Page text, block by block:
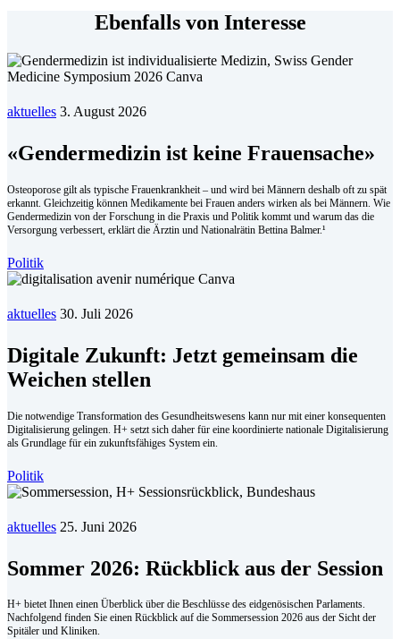
Ebenfalls von Interesse
aktuelles 3. August 2026
«Gendermedizin ist keine Frauensache»
Osteoporose gilt als typische Frauenkrankheit – und wird bei Männern deshalb oft zu spät
erkannt. Gleichzeitig können Medikamente bei Frauen anders wirken als bei Männern. Wie
Gendermedizin von der Forschung in die Praxis und Politik kommt und warum das die
Versorgung verbessert, erklärt die Ärztin und Nationalrätin Bettina Balmer.¹
Politik
aktuelles 30. Juli 2026
Digitale Zukunft: Jetzt gemeinsam die
Weichen stellen
Die notwendige Transformation des Gesundheitswesens kann nur mit einer konsequenten
Digitalisierung gelingen. H+ setzt sich daher für eine koordinierte nationale Digitalisierung
als Grundlage für ein zukunftsfähiges System ein.
Politik
aktuelles 25. Juni 2026
Sommer 2026: Rückblick aus der Session
H+ bietet Ihnen einen Überblick über die Beschlüsse des eidgenösischen Parlaments.
Nachfolgend finden Sie einen Rückblick auf die Sommersession 2026 aus der Sicht der
Spitäler und Kliniken.